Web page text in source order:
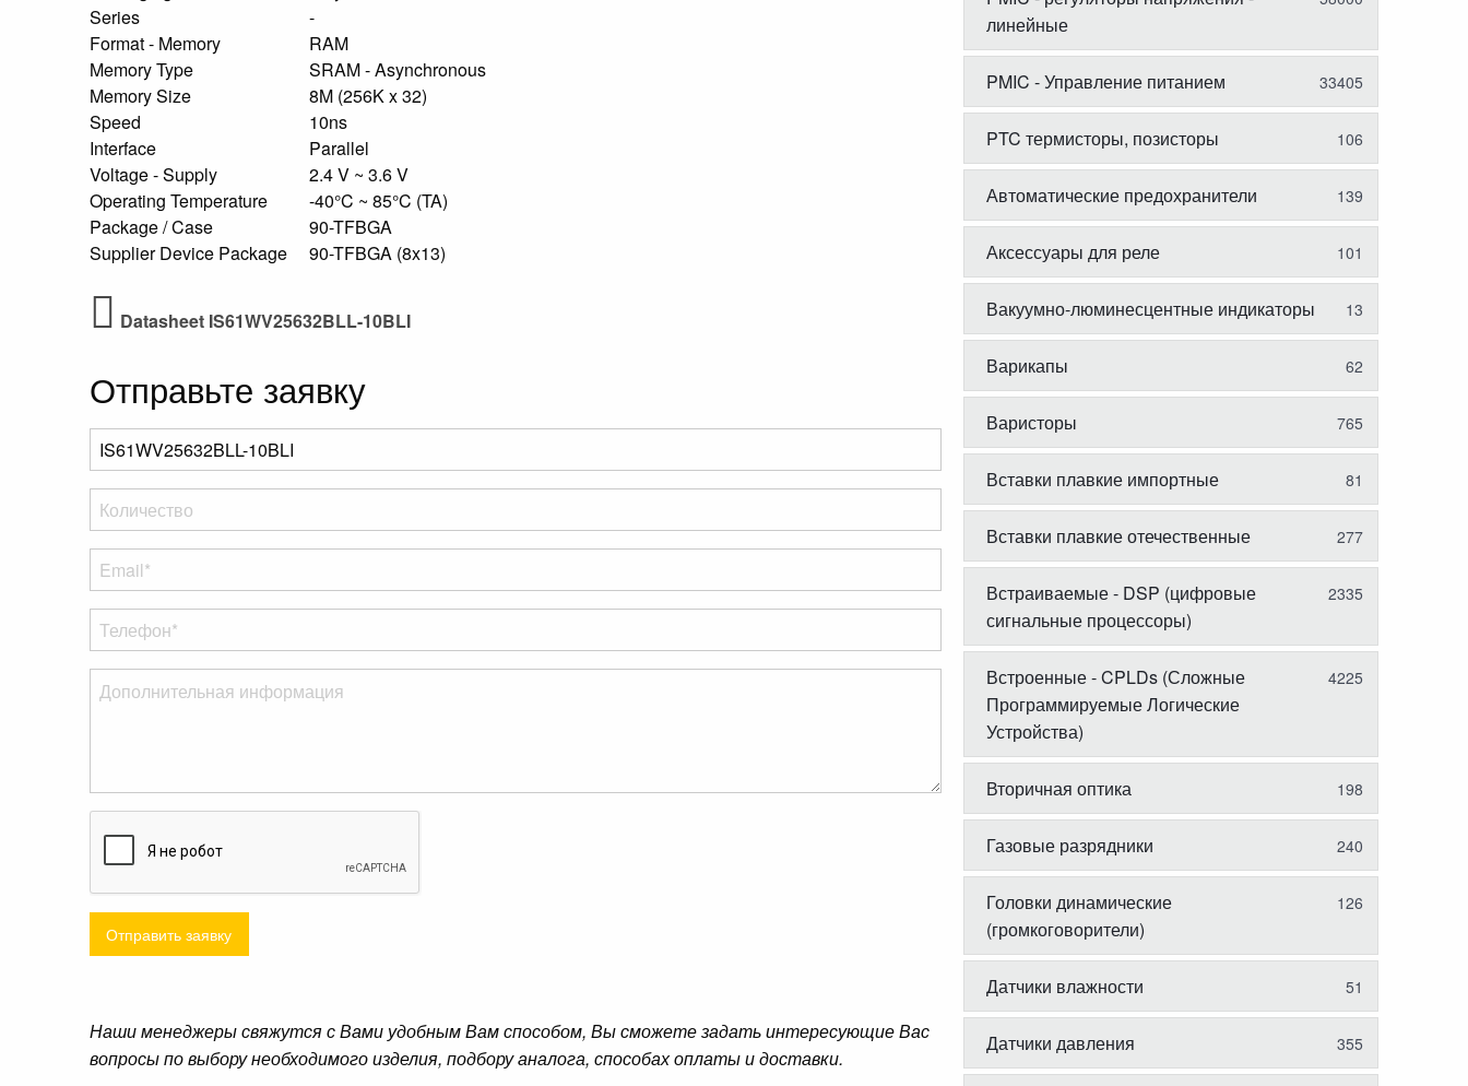
Series
-
Format - Memory
RAM
Memory Type
SRAM - Asynchronous
Memory Size
8M (256K x 32)
Speed
10ns
Interface
Parallel
Voltage - Supply
2.4 V ~ 3.6 V
Operating Temperature
-40°C ~ 85°C (TA)
Package / Case
90-TFBGA
Supplier Device Package
90-TFBGA (8x13)
Datasheet IS61WV25632BLL-10BLI
Отправьте заявку
Отправить заявку
Наши менеджеры свяжутся с Вами удобным Вам способом, Вы сможете задать интересующие Вас
вопросы по выбору необходимого изделия, подбору аналога, способах оплаты и доставки.
линейные
PMIC - Управление питанием 33405
PTC термисторы, позисторы 106
Автоматические предохранители 139
Аксессуары для реле 101
Вакуумно-люминесцентные индикаторы 13
Варикапы 62
Варисторы 765
Вставки плавкие импортные 81
Вставки плавкие отечественные 277
Встраиваемые - DSP (цифровые
сигнальные процессоры)
2335
Встроенные - CPLDs (Сложные
Программируемые Логические
Устройства)
4225
Вторичная оптика 198
Газовые разрядники 240
Головки динамические
(громкоговорители)
126
Датчики влажности 51
Датчики давления 355